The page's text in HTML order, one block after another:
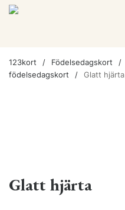
123kort Födelsedagskort
födelsedagskort
Glatt hjärta
Glatt hjärta